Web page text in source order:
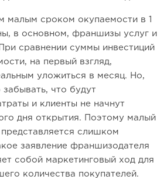
малым сроком окупаемости в 1
в основном, франшизы услуг и
сравнении суммы инвестиций
на первый взгляд,
уложиться в месяц. Но,
что будут
и клиенты не начнут
дня открытия. Поэтому малый
слишком
заявление франшизодателя
собой маркетинговый ход для
количества покупателей.